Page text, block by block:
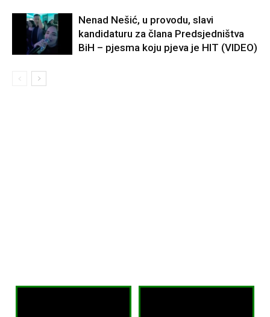
Nenad Nešić, u provodu, slavi
kandidaturu za člana Predsjedništva
BiH – pjesma koju pjeva je HIT (VIDEO)